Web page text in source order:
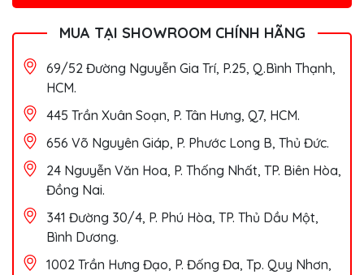
MUA TẠI SHOWROOM CHÍNH HÃNG
69/52 Đường Nguyễn Gia Trí, P.25, Q.Bình Thạnh,
HCM.
445 Trần Xuân Soạn, P. Tân Hưng, Q7, HCM.
656 Võ Nguyên Giáp, P. Phước Long B, Thủ Đức.
24 Nguyễn Văn Hoa, P. Thống Nhất, TP. Biên Hòa,
Đồng Nai.
341 Đường 30/4, P. Phú Hòa, TP. Thủ Dầu Một,
Bình Dương.
1002 Trần Hưng Đạo, P. Đống Đa, Tp. Quy Nhơn,